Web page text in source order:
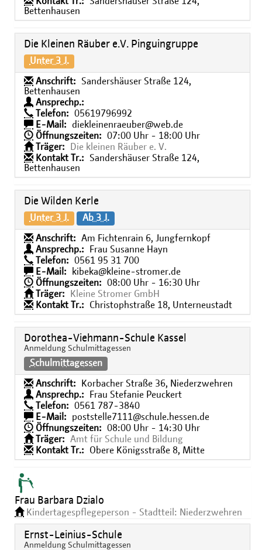
Bettenhausen
Die Kleinen Räuber e.V. Pinguingruppe
Unter 3 J.
Anschrift:
Sandershäuser Straße 124,
Bettenhausen
Ansprechp.:
Telefon:
05619796992
E-Mail:
diekleinenraeuber@web.de
Öffnungszeiten:
07:00 Uhr - 18:00 Uhr
Träger:
Die kleinen Räuber e. V.
Kontakt Tr.:
Sandershäuser Straße 124,
Bettenhausen
Die Wilden Kerle
Unter 3 J. Ab 3 J.
Anschrift:
Am Fichtenrain 6, Jungfernkopf
Ansprechp.:
Frau Susanne Hayn
Telefon:
0561 95 31 700
E-Mail:
kibeka@kleine-stromer.de
Öffnungszeiten:
08:00 Uhr - 16:30 Uhr
Träger:
Kleine Stromer GmbH
Kontakt Tr.:
Christophstraße 18, Unterneustadt
Dorothea-Viehmann-Schule Kassel
Anmeldung Schulmittagessen
Schulmittagessen
Anschrift:
Korbacher Straße 36, Niederzwehren
Ansprechp.:
Frau Stefanie Peuckert
Telefon:
0561 787-3840
E-Mail:
poststelle7111@schule.hessen.de
Öffnungszeiten:
08:00 Uhr - 14:30 Uhr
Träger:
Amt für Schule und Bildung
Kontakt Tr.:
Obere Königsstraße 8, Mitte
Frau Barbara Dzialo
Kindertagespflegeperson - Stadtteil: Niederzwehren
Ernst-Leinius-Schule
Anmeldung Schulmittagessen